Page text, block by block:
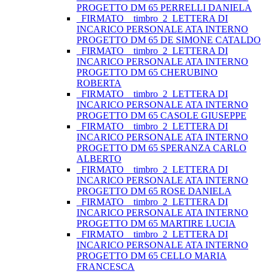
PROGETTO DM 65 PERRELLI DANIELA
_FIRMATO__timbro_2_LETTERA DI
INCARICO PERSONALE ATA INTERNO
PROGETTO DM 65 DE SIMONE CATALDO
_FIRMATO__timbro_2_LETTERA DI
INCARICO PERSONALE ATA INTERNO
PROGETTO DM 65 CHERUBINO
ROBERTA
_FIRMATO__timbro_2_LETTERA DI
INCARICO PERSONALE ATA INTERNO
PROGETTO DM 65 CASOLE GIUSEPPE
_FIRMATO__timbro_2_LETTERA DI
INCARICO PERSONALE ATA INTERNO
PROGETTO DM 65 SPERANZA CARLO
ALBERTO
_FIRMATO__timbro_2_LETTERA DI
INCARICO PERSONALE ATA INTERNO
PROGETTO DM 65 ROSE DANIELA
_FIRMATO__timbro_2_LETTERA DI
INCARICO PERSONALE ATA INTERNO
PROGETTO DM 65 MARTIRE LUCIA
_FIRMATO__timbro_2_LETTERA DI
INCARICO PERSONALE ATA INTERNO
PROGETTO DM 65 CELLO MARIA
FRANCESCA